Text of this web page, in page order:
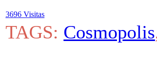
3696 Visitas
TAGS: Cosmopolis